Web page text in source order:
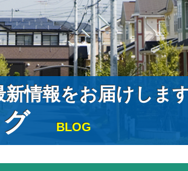
情報をお届けしま
BLOG